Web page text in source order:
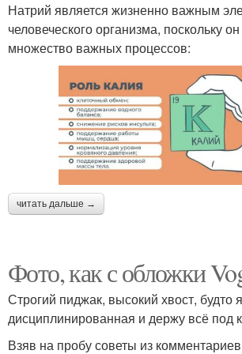
Натрий является жизненно важным
человеческого организма, поскольку
множество важных процессов:
читать дальше →
Фото, как с обложки
Строгий пиджак, высокий хвост, будто
дисциплинированная и держу всё под
Взяв на пробу советы из